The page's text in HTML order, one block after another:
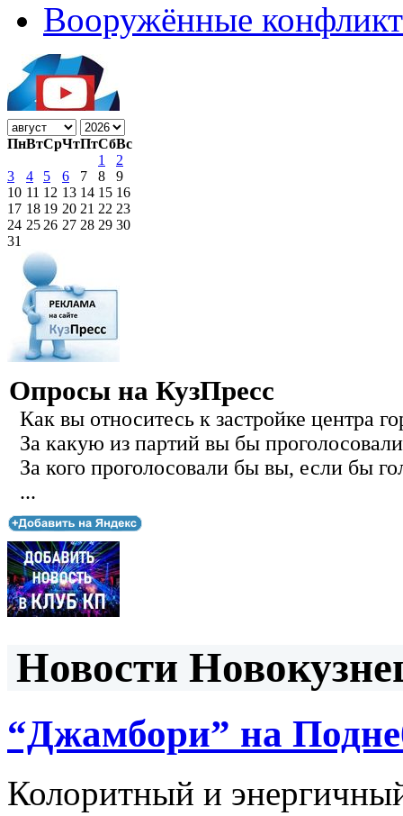
Вооружённые
ПнВтСрЧтПтСбВс
1
2
3
4 5 6 7 8
9
10 11 12 13 14 15 16
17 18 19 20 21 22 23
24 25 26 27 28 29 30
31
Опросы на КузПресс
Как вы относитесь к застройке центра
За какую из партий вы бы
За кого проголосовали бы вы, если бы
...
Новости
“Джамбори” на
Колоритный и